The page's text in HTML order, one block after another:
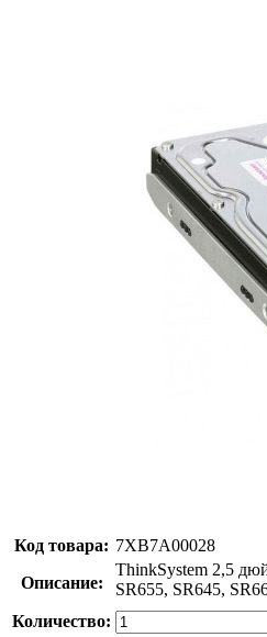
Код товара: 7XB7A00028
Описание:
ThinkSystem 2,5
SR655, SR645,
Количество: